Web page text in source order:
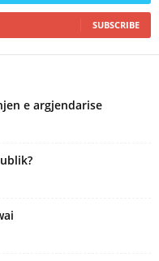
SUBSCRIBE
e argjendarise